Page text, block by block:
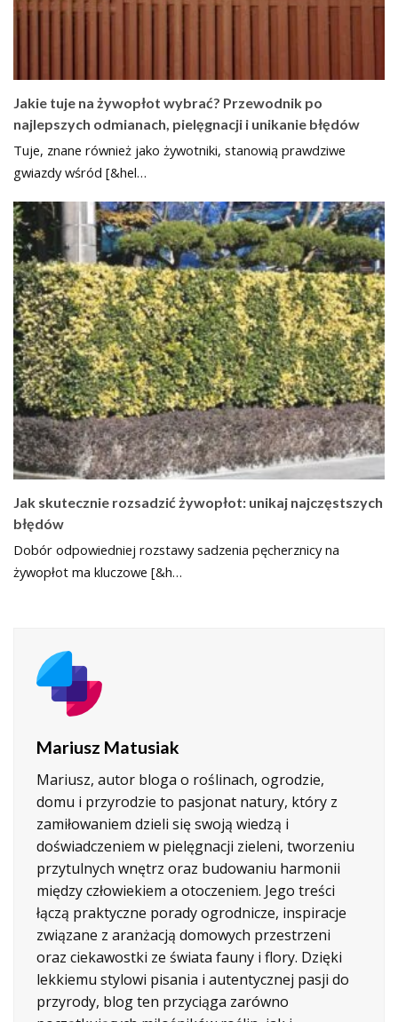
Jakie tuje na żywopłot wybrać? Przewodnik po
najlepszych odmianach, pielęgnacji i unikanie błędów
Tuje, znane również jako żywotniki, stanowią prawdziwe
gwiazdy wśród [&hel…
Jak skutecznie rozsadzić żywopłot: unikaj najczęstszych
błędów
Dobór odpowiedniej rozstawy sadzenia pęcherznicy na
żywopłot ma kluczowe [&h…
Mariusz Matusiak
Mariusz, autor bloga o roślinach, ogrodzie,
domu i przyrodzie to pasjonat natury, który z
zamiłowaniem dzieli się swoją wiedzą i
doświadczeniem w pielęgnacji zieleni, tworzeniu
przytulnych wnętrz oraz budowaniu harmonii
między człowiekiem a otoczeniem. Jego treści
łączą praktyczne porady ogrodnicze, inspiracje
związane z aranżacją domowych przestrzeni
oraz ciekawostki ze świata fauny i flory. Dzięki
lekkiemu stylowi pisania i autentycznej pasji do
przyrody, blog ten przyciąga zarówno